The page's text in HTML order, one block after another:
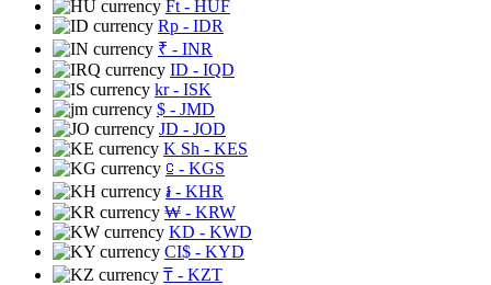
Ft - HUF
Rp - IDR
₹ - INR
ID - IQD
kr- ISK
$ - JMD
JD - JOD
K Sh - KES
⃀ - KGS
៛ - KHR
₩ - KRW
KD - KWD
CI$ - KYD
₸ - KZT